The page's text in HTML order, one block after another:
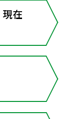
在